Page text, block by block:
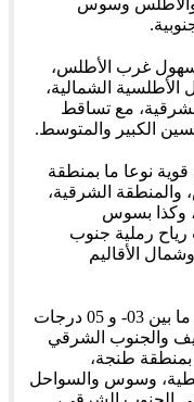
غرب الأطلس،
الشمالية،
مع تساقط
الكبير والمتوسط.
نوعا ما بمنطقة
والمنطقة الشرقية،
وكذا بسوس
رملية جنوب
الأقاليم
وستتراوح درجات الحرارة الدنيا ما بين ما بين 03- و 05 درجات
و 09 درجات بالريف والجنوب الشرقي
وما بين 12 و 15 درجة بمنطقة طنجة،
وسوس والسواحل